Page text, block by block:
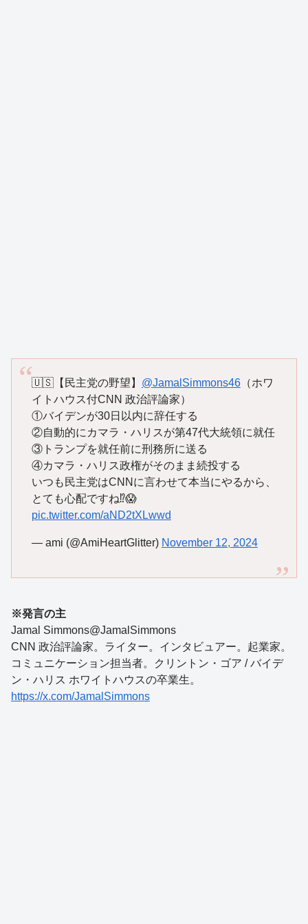
🇺🇸【民主党の野望】 @JamalSimmons46（ホワ
イトハウス付CNN 政治評論家）
①バイデンが30日以内に辞任する
②自動的にカマラ・ハリスが第47代大統領に就任
③トランプを就任前に刑務所に送る
④カマラ・ハリス政権がそのまま続投する
いつも民主党はCNNに言わせて本当にやるから、
とても心配ですね⁉️😱
pic.twitter.com/aND2tXLwwd
— ami (@AmiHeartGlitter) November 12, 2024
※発言の主
Jamal Simmons@JamalSimmons
CNN 政治評論家。ライター。インタビュアー。起業家。
コミュニケーション担当者。クリントン・ゴア / バイデ
ン・ハリス ホワイトハウスの卒業生。
https://x.com/JamalSimmons